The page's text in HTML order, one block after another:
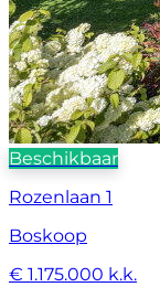
Beschikbaar
Rozenlaan 1
Boskoop
€ 1.175.000 k.k.